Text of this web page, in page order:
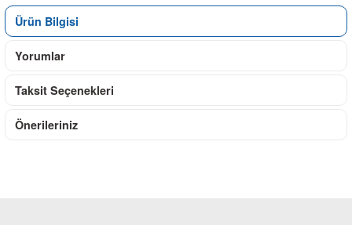
Ürün Bilgisi
Yorumlar
Taksit Seçenekleri
Önerileriniz